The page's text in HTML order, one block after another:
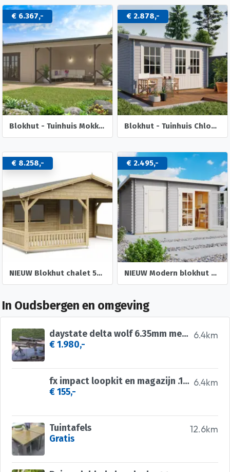
€ 6.367,-
Blokhut - Tuinhuis Mokka | 40 mm | vuren onbehandeld
€ 2.878,-
Blokhut - Tuinhuis Chloe | 40 mm | vuren onbehandeld
€ 8.258,-
NIEUW Blokhut chalet 50mm: 5×5+3
€ 2.495,-
NIEUW Modern blokhut Belmont 1
In Oudsbergen en omgeving
6.4km
daystate delta wolf 6.35mm met vector optics continental
€ 1.980,-
6.4km
fx impact loopkit en magazijn .177
€ 155,-
12.6km
Tuintafels
Gratis